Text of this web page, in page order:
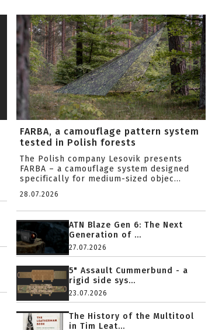
FARBA, a camouflage pattern system
tested in Polish forests
The Polish company Lesovik presents
FARBA – a camouflage system designed
specifically for medium-sized objec...
28.07.2026
ATN Blaze Gen 6: The Next
Generation of ...
27.07.2026
5" Assault Cummerbund - a
rigid side sys...
23.07.2026
The History of the Multitool
in Tim Leat...